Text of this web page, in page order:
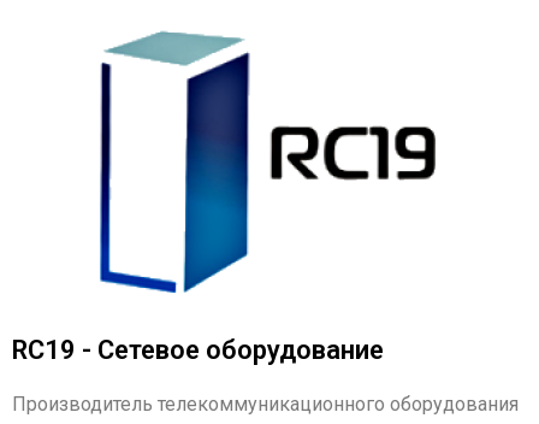
RC19 - Сетевое оборудование
Производитель телекоммуникационного оборудования